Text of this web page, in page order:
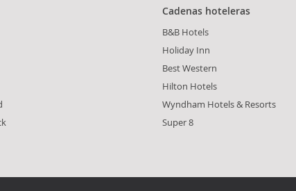
Cadenas hoteleras
B&B Hotels
Holiday Inn
Best Western
Hilton Hotels
Wyndham Hotels & Resorts
Super 8